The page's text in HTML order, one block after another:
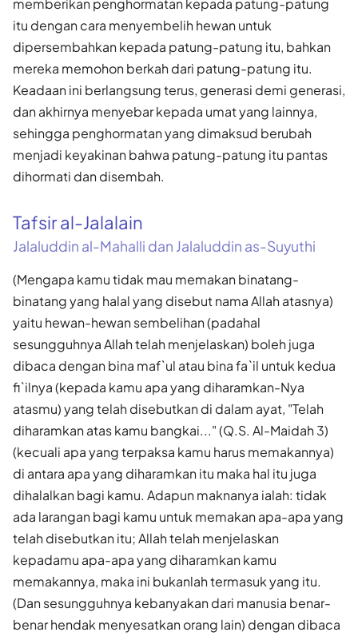
memberikan penghormatan kepada patung-patung
itu dengan cara menyembelih hewan untuk
dipersembahkan kepada patung-patung itu, bahkan
mereka memohon berkah dari patung-patung itu.
Keadaan ini berlangsung terus, generasi demi generasi,
dan akhirnya menyebar kepada umat yang lainnya,
sehingga penghormatan yang dimaksud berubah
menjadi keyakinan bahwa patung-patung itu pantas
dihormati dan disembah.
Tafsir al-Jalalain
Jalaluddin al-Mahalli dan Jalaluddin as-Suyuthi
(Mengapa kamu tidak mau memakan binatang-
binatang yang halal yang disebut nama Allah atasnya)
yaitu hewan-hewan sembelihan (padahal
sesungguhnya Allah telah menjelaskan) boleh juga
dibaca dengan bina maf`ul atau bina fa`il untuk kedua
fi`ilnya (kepada kamu apa yang diharamkan-Nya
atasmu) yang telah disebutkan di dalam ayat, "Telah
diharamkan atas kamu bangkai..." (Q.S. Al-Maidah 3)
(kecuali apa yang terpaksa kamu harus memakannya)
di antara apa yang diharamkan itu maka hal itu juga
dihalalkan bagi kamu. Adapun maknanya ialah: tidak
ada larangan bagi kamu untuk memakan apa-apa yang
telah disebutkan itu; Allah telah menjelaskan
kepadamu apa-apa yang diharamkan kamu
memakannya, maka ini bukanlah termasuk yang itu.
(Dan sesungguhnya kebanyakan dari manusia benar-
benar hendak menyesatkan orang lain) dengan dibaca